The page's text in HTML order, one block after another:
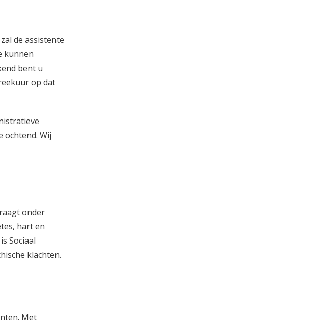
de assistente
kunnen
bent u
op dat
ochtend. Wij
onder
hart en
Sociaal
klachten.
Met